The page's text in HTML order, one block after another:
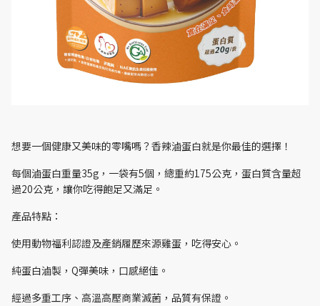
想要一個健康又美味的零嘴嗎？香辣滷蛋白就是你最佳的選擇！
每個滷蛋白重量35g，一袋有5個，總重約175公克，蛋白質含量超
過20公克，讓你吃得飽足又滿足。
產品特點：
使用動物福利認證及產銷履歷來源雞蛋，吃得安心。
純蛋白滷製，Q彈美味，口感絕佳。
經過多重工序、高溫高壓商業滅菌，品質有保證。